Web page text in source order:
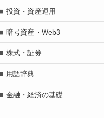
投資・資産運用
暗号資産・Web3
株式・証券
用語辞典
金融・経済の基礎